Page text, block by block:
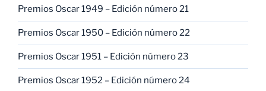
Premios Oscar 1949 – Edición número 21
Premios Oscar 1950 – Edición número 22
Premios Oscar 1951 – Edición número 23
Premios Oscar 1952 – Edición número 24